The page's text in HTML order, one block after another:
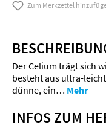
Zum Merkzettel
Der Celium trägt sich
besteht aus ultra-
dünne, ein… Mehr
INFOS ZUM